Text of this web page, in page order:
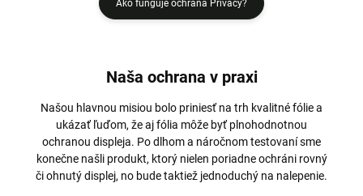
Ako funguje ochrana Privacy?
Naša ochrana v praxi
Našou hlavnou misiou bolo priniesť na trh kvalitné fólie a
ukázať ľuďom, že aj fólia môže byť plnohodnotnou
ochranou displeja. Po dlhom a náročnom testovaní sme
konečne našli produkt, ktorý nielen poriadne ochráni rovný
či ohnutý displej, no bude taktiež jednoduchý na nalepenie.